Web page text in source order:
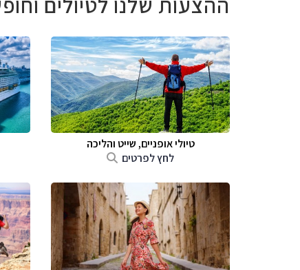
טיולי אופניים, שייט והליכה
לחץ לפרטים